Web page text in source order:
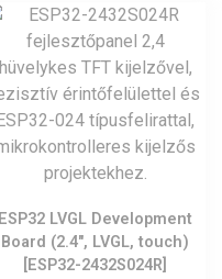
ESP32 LVGL Development
Board (2.4″, LVGL, touch)
[ESP32-2432S024R]